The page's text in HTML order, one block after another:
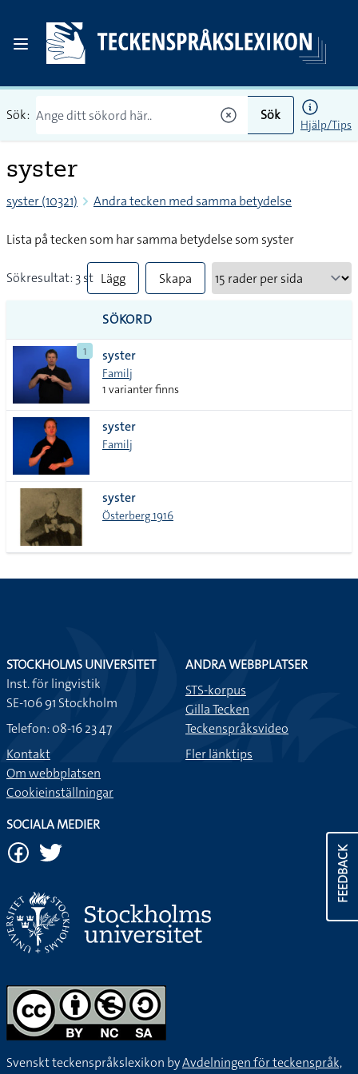
Sök: Sök
Hjälp/Tips
syster
syster (10321) Andra tecken med samma betydelse
Lista på tecken som har samma betydelse som syster
Sökresultat: 3 st Lägg
till
alla i
lista
Skapa
SÖKORD
1 syster
Familj
1 varianter finns
syster
Familj
syster
Österberg 1916
FEEDBACK
STOCKHOLMS UNIVERSITET
Inst. för lingvistik
SE-106 91 Stockholm
Telefon: 08-16 23 47
Kontakt
Om webbplatsen
Cookieinställningar
ANDRA WEBBPLATSER
STS-korpus
Gilla Tecken
Teckenspråksvideo
Fler länktips
SOCIALA MEDIER
Svenskt teckenspråkslexikon byAvdelningen för teckenspråk,